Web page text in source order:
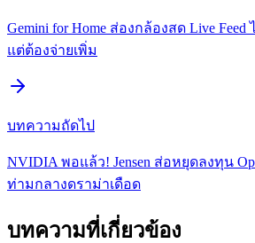
Gemini for Home ส่องกล้องสด Live
แต่ต้องจ่ายเพิ่ม
บทความถัดไป
NVIDIA พอแล้ว! Jensen ส่อหยุดลงทุน
ท่ามกลางดราม่าเดือด
บทความที่เกี่ยวข้อง